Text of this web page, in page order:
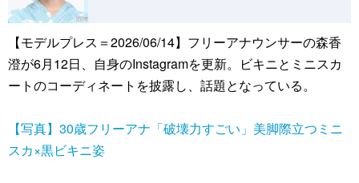
【モデルプレス＝2026/06/14】フリーアナウンサーの森香
澄が6月12日、自身のInstagramを更新。ビキニとミニスカ
ートのコーディネートを披露し、話題となっている。
【写真】30歳フリーアナ「破壊力すごい」美脚際立つミニ
スカ×黒ビキニ姿